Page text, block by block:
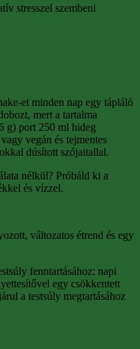
stresszel szembeni
et minden nap egy tápláló
mert a tartalma
g) port 250 ml hideg
vegán és tejmentes
dúsított szójaitallal.
nélkül? Próbáld ki a
és vízzel.
változatos étrend és egy
fenntartásához: napi
egy csökkentett
a testsúly megtartásához